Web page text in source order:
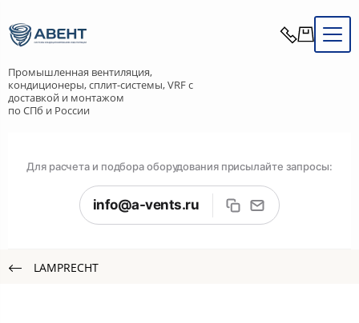
Промышленная вентиляция,
кондиционеры, сплит-системы, VRF с
доставкой и монтажом
по СПб и России
Для расчета и подбора оборудования присылайте запросы:
info@a-vents.ru
LAMPRECHT